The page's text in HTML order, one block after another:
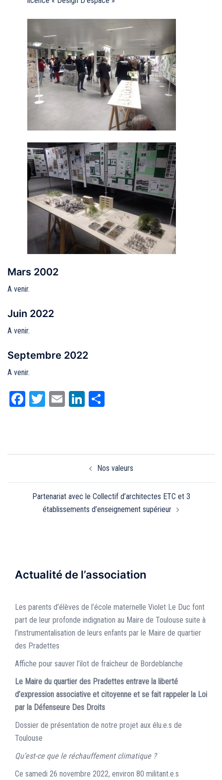
Mars 2002
A venir.
Juin 2022
A venir.
Septembre 2022
A venir.
Facebook
Twitter
EmailLinkedIn
Nos valeurs
Partenariat avec le Collectif d’architectes ETC et 3
établissements d’enseignement supérieur
Actualité de l’association
Les parents d’élèves de l’école maternelle Violet Le Duc font
part de leur profonde indignation au Maire de Toulouse suite à
l’instrumentalisation de leurs enfants par le Maire de quartier
des Pradettes
Affiche pour sauver l’ilot de fraîcheur de Bordeblanche
Le Maire du quartier des Pradettes entrave la liberté
d’expression associative et citoyenne et se fait rappeler la Loi
par la Défenseure Des Droits
Dossier de présentation de notre projet aux élu.e.s de
Toulouse
Qu’est-ce que le réchauffement climatique ?
Ce samedi 26 novembre 2022, environ 80 militant.e.s